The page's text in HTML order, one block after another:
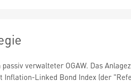
verwalteter OGAW. Das
Inflation-Linked Bond Index (der